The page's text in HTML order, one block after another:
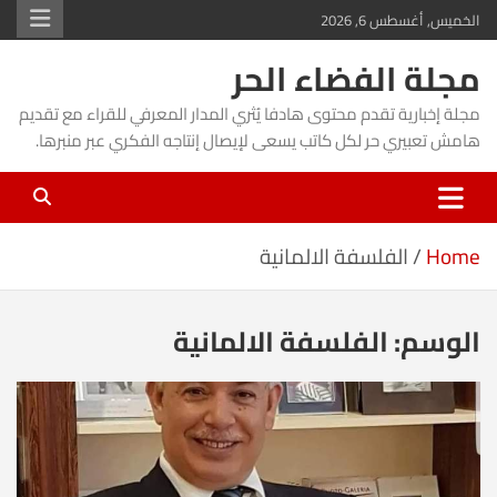
Skip
to
content
الخميس, أغسطس 6, 2026
مجلة الفضاء الحر
مجلة إخبارية تقدم محتوى هادفا يُثري المدار المعرفي للقراء مع تقديم
هامش تعبيري حر لكل كاتب يسعى لإيصال إنتاجه الفكري عبر منبرها.
Home الفلسفة الالمانية
الوسم:الفلسفة الالمانية